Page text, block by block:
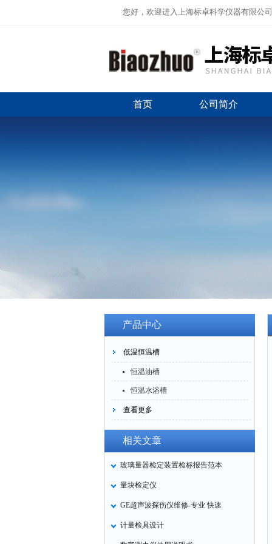
您好，欢迎进入上海标卓科学仪器有限公司
首页 公司简介
产品中心
低温恒温槽
恒温油槽
恒温水浴槽
查看更多
相关文章
玻璃量器检定装置检标报告范本
量块检定仪
GE超声波探伤仪维修-专业 快速
计量检具设计